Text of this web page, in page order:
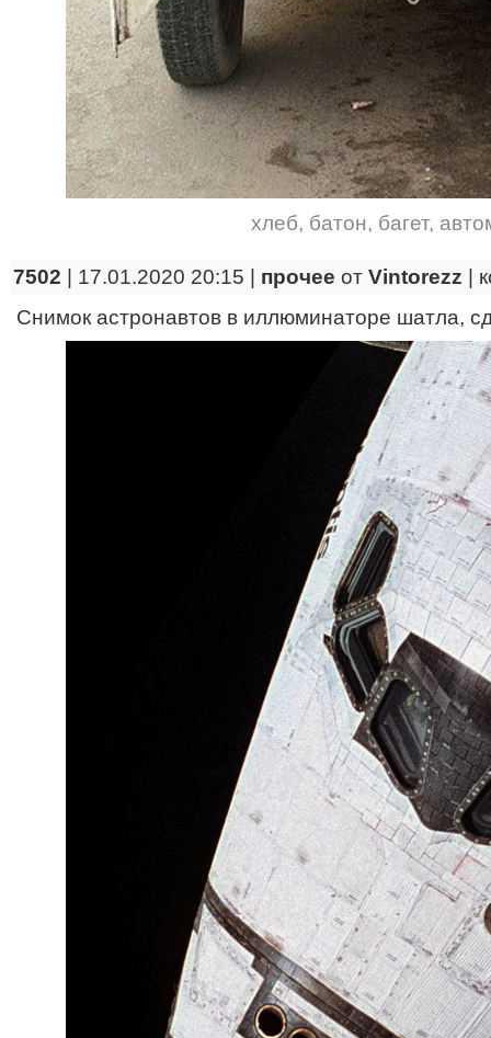
хлеб, батон, багет,
7502 | 17.01.2020 20:15 | прочее от Vintorezz
Снимок астронавтов в иллюминаторе шатла,